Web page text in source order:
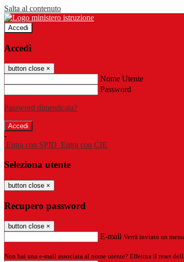
Salta al contenuto
Accedi
Accedi
button close ×
Nome Utente
Password
Password dimenticata?
-
Entra con SPID Entra con CIE
Seleziona utente
button close ×
Recupero password
button close ×
E-mail Verrà inviato un
Non hai una e-mail associata al nome utente? Effettua il reset